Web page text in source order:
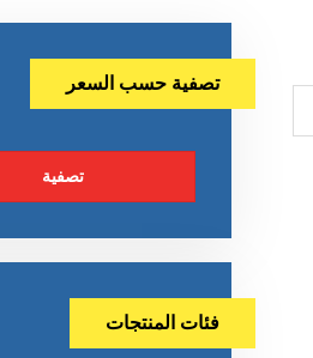
تصفية حسب السعر
تصفية
فئات المنتجات